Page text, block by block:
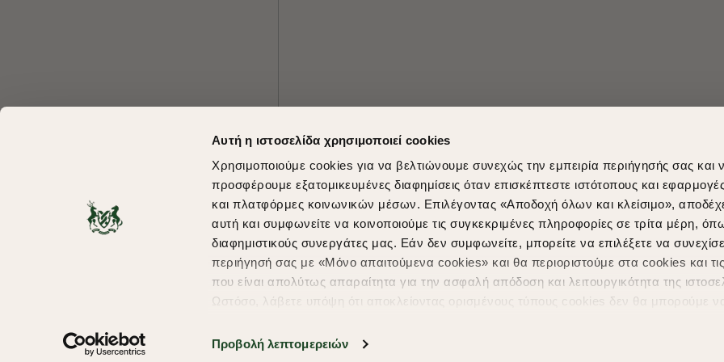
Αυτή η ιστοσελίδα χρησιμοποιεί cookies
Χρησιμοποιούμε cookies για να βελτιώνουμε συνεχώς την εμπειρία περιήγησής σας και
προσφέρουμε εξατομικευμένες διαφημίσεις όταν επισκέπτεστε ιστότοπους και
και πλατφόρμες κοινωνικών μέσων. Επιλέγοντας «Αποδοχή όλων και κλείσιμο»,
αυτή και συμφωνείτε να κοινοποιούμε τις συγκεκριμένες πληροφορίες σε τρίτα μέρη,
διαφημιστικούς συνεργάτες μας. Εάν δεν συμφωνείτε, μπορείτε να επιλέξετε να
περιήγησή σας με «Μόνο απαιτούμενα cookies» και θα περιοριστούμε στα cookies και τις
που είναι απολύτως απαραίτητα για την ασφαλή απόδοση και λειτουργικότητα της
Ωστόσο, λάβετε υπόψη ότι αποκλείοντας ορισμένους τύπους cookies δεν θα μπορούμε
υπηρεσίες και διαφημίσεις. Για να προσαρμόσετε τις επιλογές σας ή να ανακαλέσετε τη
Προβολή λεπτομερειών
Shopping in secure with Shipping
Copyright © 2026 thebostonians.gr. All Rights Reserved.